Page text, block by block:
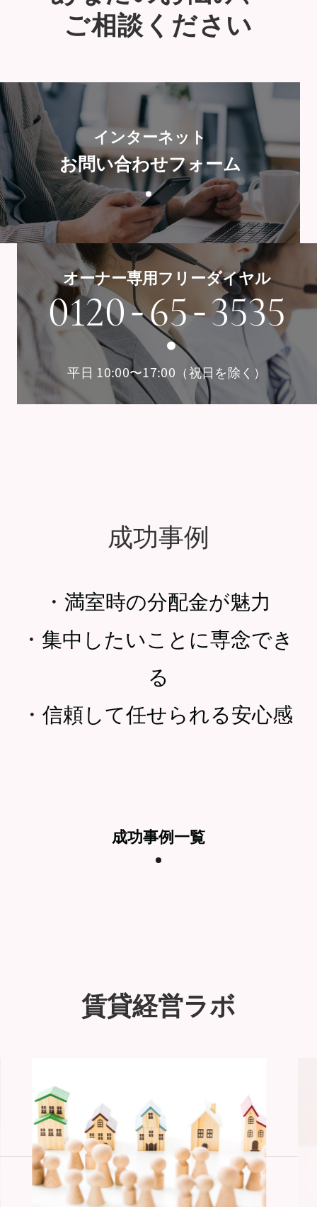
ご相談ください
インターネット
お問い合わせフォーム
オーナー専用フリーダイヤル
0120-65-3535
平日 10:00〜17:00（祝日を除く）
成功事例
・ 満室時の分配金が魅力
・ 集中したいことに専念でき
る
・ 信頼して任せられる安心感
成功事例一覧
賃貸経営ラボ